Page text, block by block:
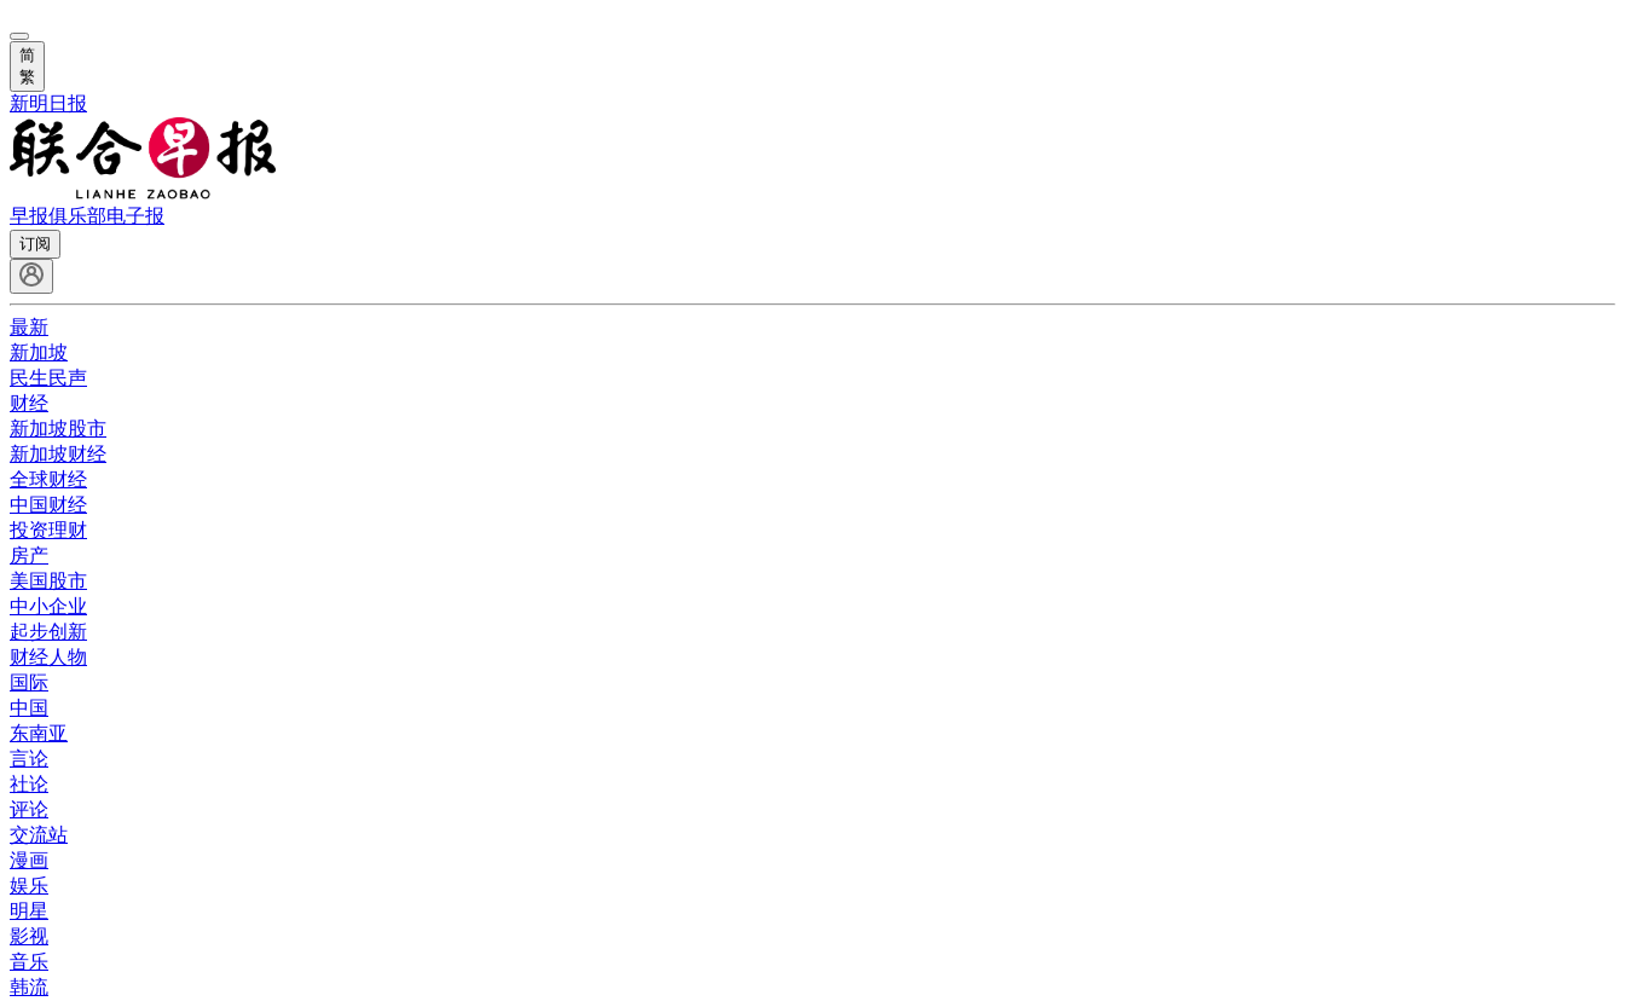
简
繁
新明日报
早报俱乐部电子报
订阅
最新
新加坡
民生民声
财经
新加坡股市
新加坡财经
全球财经
中国财经
投资理财
房产
美国股市
中小企业
起步创新
财经人物
国际
中国
东南亚
言论
社论
评论
交流站
漫画
娱乐
明星
影视
音乐
韩流